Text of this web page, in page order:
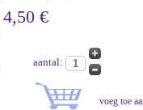
4,50 €
aantal: